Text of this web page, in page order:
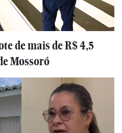
de mais de R$ 4,5
Mossoró